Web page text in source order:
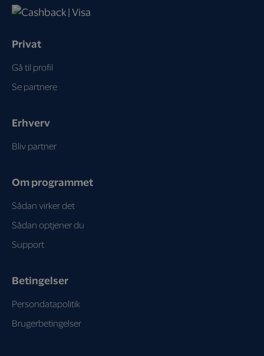
Privat
Gå til profil
Se partnere
Erhverv
Bliv partner
Om programmet
Sådan virker det
Sådan optjener du
Support
Betingelser
Persondatapolitik
Brugerbetingelser